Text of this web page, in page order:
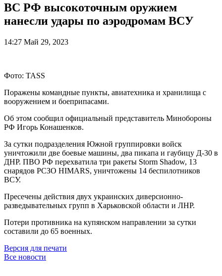
ВС РФ высокоточным оружием
нанесли удары по аэродромам ВСУ
14:27 Май 29, 2023
Фото: TASS
Поражены командные пункты, авиатехника и хранилища с
вооружением и боеприпасами.
Об этом сообщил официальный представитель Минобороны
РФ Игорь Конашенков.
За сутки подразделения Южной группировки войск
уничтожили две боевые машины, два пикапа и гаубицу Д-30 в
ДНР. ПВО РФ перехватила три ракеты Storm Shadow, 13
снарядов РСЗО HIMARS, уничтожены 14 беспилотников
ВСУ.
Пресечены действия двух украинских диверсионно-
разведывательных групп в Харьковской области и ЛНР.
Потери противника на купянском направлении за сутки
составили до 65 военных.
Версия для печати
Все новости